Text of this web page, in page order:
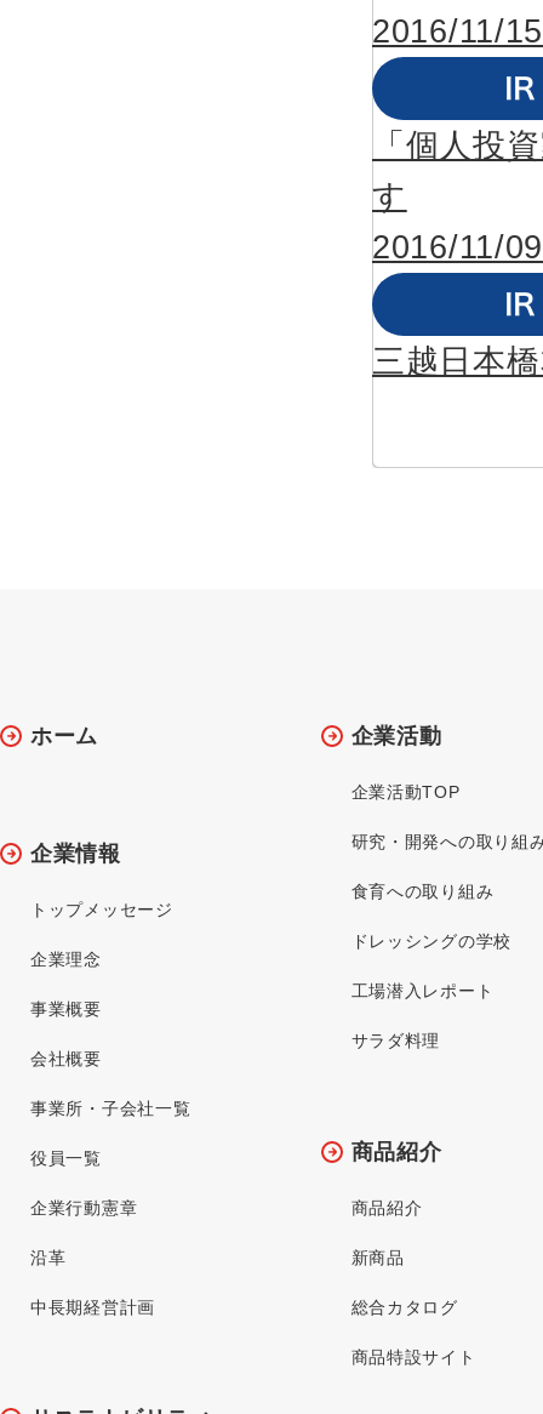
2016/11/15
「個人投
す
2016/11/09
三越日本
ホーム
企業情報
トップメッセージ
企業理念
事業概要
会社概要
事業所・子会社一覧
役員一覧
企業行動憲章
沿革
中長期経営計画
企業活動
企業活動TOP
研究・開発への取り組
食育への取り組み
ドレッシングの学校
工場潜入レポート
サラダ料理
商品紹介
商品紹介
新商品
総合カタログ
商品特設サイト